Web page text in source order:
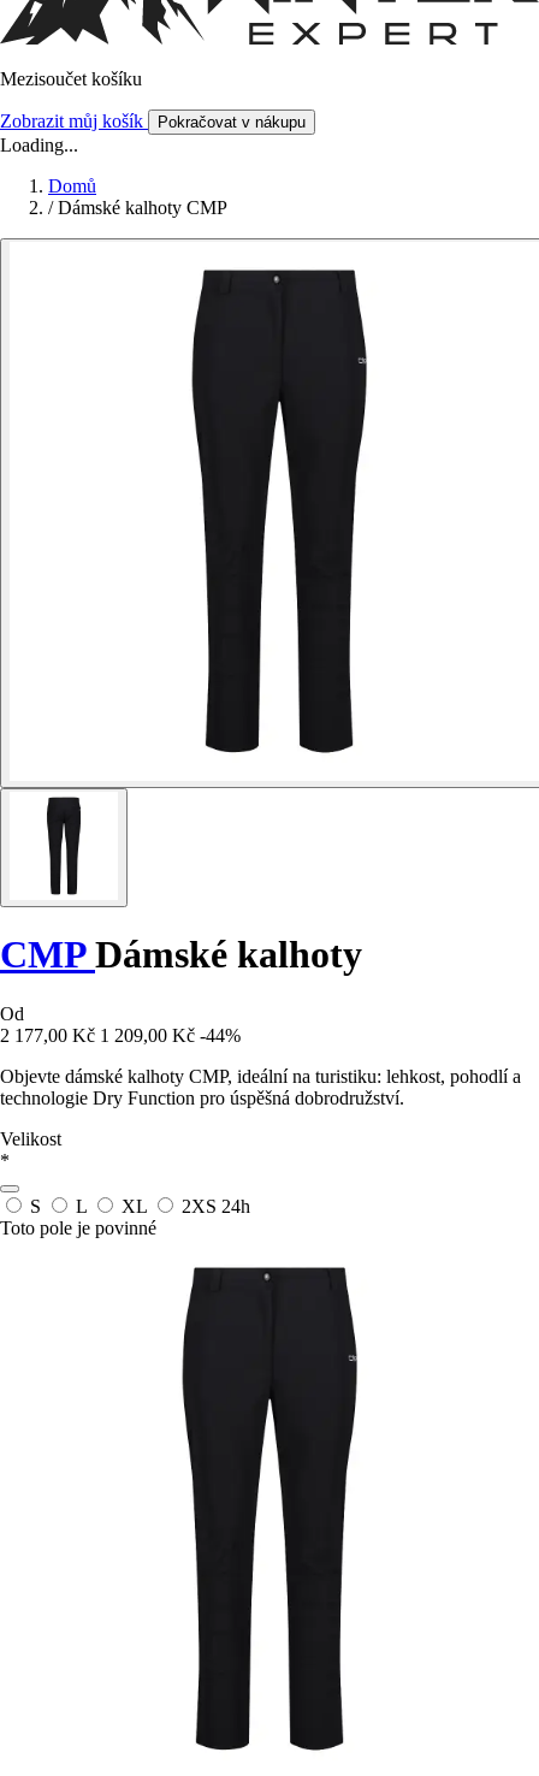
Mezisoučet košíku
Zobrazit můj košík Pokračovat v nákupu
Loading...
Domů
/ Dámské kalhoty CMP
CMPDámské kalhoty
Od
2 177,00 Kč 1 209,00 Kč -44%
Objevte dámské kalhoty CMP, ideální na turistiku: lehkost, pohodlí a
technologie Dry Function pro úspěšná dobrodružství.
Velikost
*
S L XL 2XS 24h
Toto pole je povinné